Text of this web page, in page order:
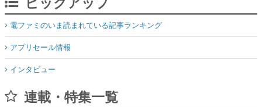
電ファミのいま読まれている記事ランキング
アプリセール情報
インタビュー
連載・特集一覧